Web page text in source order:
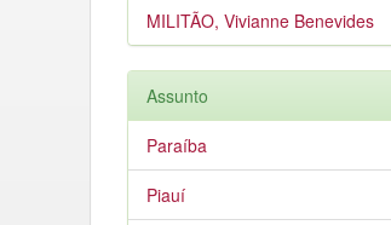
MILITÃO, Vivianne Benevides
Assunto
Paraíba
Piauí